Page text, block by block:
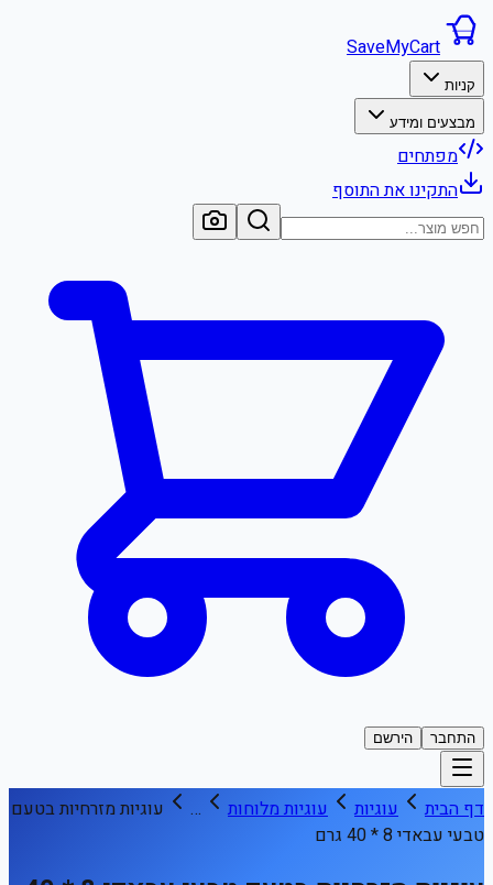
SaveMyCart
קניות
מבצעים ומידע
מפתחים
התקינו את התוסף
התחבר הירשם
דף הבית עוגיות עוגיות מלוחות …
עוגיות מזרחיות בטעם
טבעי עבאדי 8 * 40 גרם